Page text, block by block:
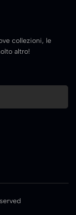
collezioni, le
altro!